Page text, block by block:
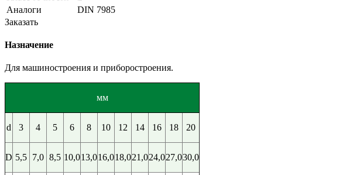
Аналоги
DIN 7985
Заказать
Назначение
Для машиностроения и приборостроения.
мм
d 3 4 5 6 8 10 12 14 16 18 20
D 5,5 7,0 8,5 10,013,016,018,021,024,027,030,0